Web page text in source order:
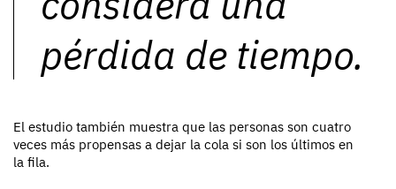
pérdida de tiempo.
El estudio también muestra que las personas son cuatro
veces más propensas a dejar la cola si son los últimos en
la fila.